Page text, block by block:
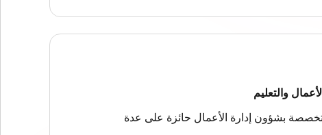
والتعليم
بشؤون إدارة الأعمال حائزة على عدة